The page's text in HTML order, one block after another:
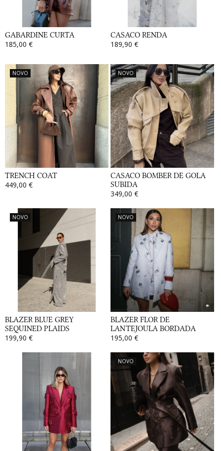
GABARDINE CURTA
185,00 €
CASACO RENDA
189,90 €
NOVO
TRENCH COAT
449,00 €
NOVO
CASACO BOMBER DE GOLA
SUBIDA
349,00 €
NOVO
BLAZER BLUE GREY
SEQUINED PLAIDS
199,90 €
NOVO
BLAZER FLOR DE
LANTEJOULA BORDADA
195,00 €
NOVO